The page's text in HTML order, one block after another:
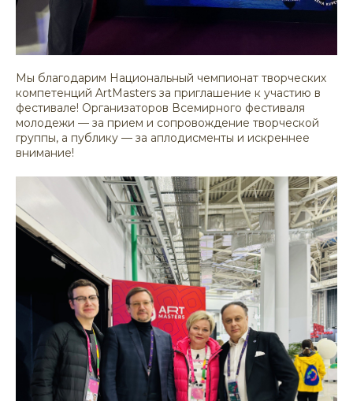
Мы благодарим Национальный чемпионат творческих
компетенций ArtMasters за приглашение к участию в
фестивале! Организаторов Всемирного фестиваля
молодежи — за прием и сопровождение творческой
группы, а публику — за аплодисменты и искреннее
внимание!